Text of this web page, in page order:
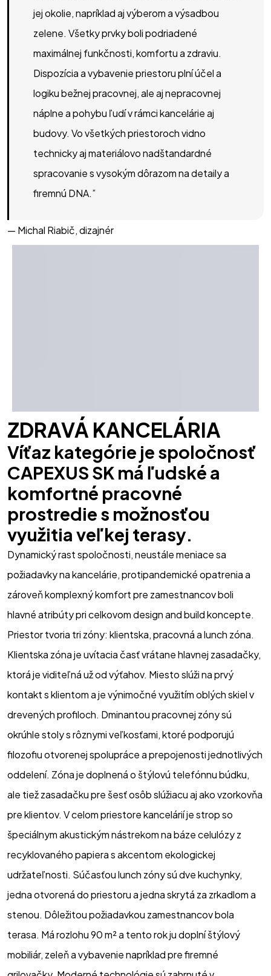
jej okolie, napríklad aj výberom a výsadbou
zelene. Všetky prvky boli podriadené
maximálnej funkčnosti, komfortu a zdraviu.
Dispozícia a vybavenie priestoru plní účel a
logiku bežnej pracovnej, ale aj nepracovnej
náplne a pohybu ľudí v rámci kancelárie aj
budovy. Vo všetkých priestoroch vidno
technicky aj materiálovo nadštandardné
spracovanie s vysokým dôrazom na detaily a
firemnú DNA.”
— Michal Riabič, dizajnér
ZDRAVÁ KANCELÁRIA
Víťaz kategórie je spoločnosť
CAPEXUS SK má ľudské a
komfortné pracovné
prostredie s možnosťou
využitia veľkej terasy.
Dynamický rast spoločnosti, neustále meniace sa
požiadavky na kancelárie, protipandemické opatrenia a
zároveň komplexný komfort pre zamestnancov boli
hlavné atribúty pri celkovom design and build koncepte.
Priestor tvoria tri zóny: klientska, pracovná a lunch zóna.
Klientska zóna je uvítacia časť vrátane hlavnej zasadačky,
ktorá je viditeľná už od výťahov. Miesto slúži na prvý
kontakt s klientom a je výnimočné využitím oblých skiel v
drevených profiloch. Dminantou pracovnej zóny sú
okrúhle stoly s rôznymi veľkosťami, ktoré podporujú
filozofiu otvorenej spolupráce a prepojenosti jednotlivých
oddelení. Zóna je doplnená o štýlovú telefónnu búdku,
ale tiež zasadačku pre šesť osôb slúžiacu aj ako vzorkovňa
pre klientov. V celom priestore kancelárií je strop so
špeciálnym akustickým nástrekom na báze celulózy z
recyklovaného papiera s akcentom ekologickej
udržateľnosti. Súčasťou lunch zóny sú dve kuchynky,
jedna otvorená do priestoru a jedna skrytá za zrkadlom a
stenou. Dôležitou požiadavkou zamestnancov bola
terasa. Má rozlohu 90 m² a tento rok ju doplní štýlový
mobiliár, zeleň a vybavenie napríklad pre firemné